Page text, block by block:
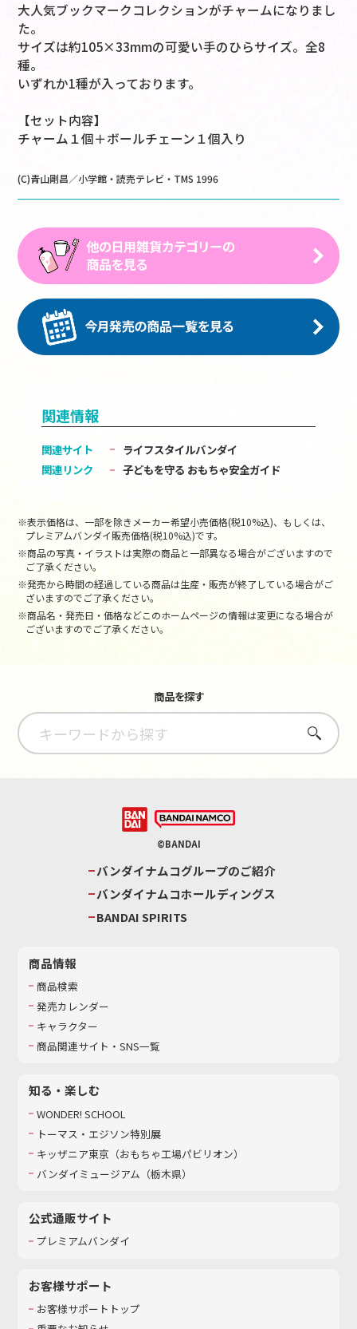
大人気ブックマークコレクションがチャームになりまし
た。
サイズは約105×33mmの可愛い手のひらサイズ。全8
種。
いずれか1種が入っております。
【セット内容】
チャーム１個＋ボールチェーン１個入り
(C)青山剛昌／小学館・読売テレビ・TMS 1996
関連情報
関連サイト
ライフスタイルバンダイ
関連リンク
子どもを守る おもちゃ安全ガイド
※表示価格は、一部を除きメーカー希望小売価格(税10%込)、もしくは、
プレミアムバンダイ販売価格(税10%込)です。
※商品の写真・イラストは実際の商品と一部異なる場合がございますので
ご了承ください。
※発売から時間の経過している商品は生産・販売が終了している場合がご
ざいますのでご了承ください。
※商品名・発売日・価格などこのホームページの情報は変更になる場合が
ございますのでご了承ください。
商品を探す
さがす
©BANDAI
バンダイナムコグループのご紹介
バンダイナムコホールディングス
BANDAI SPIRITS
商品情報
商品検索
発売カレンダー
キャラクター
商品関連サイト・SNS一覧
知る・楽しむ
WONDER! SCHOOL
トーマス・エジソン特別展
キッザニア東京（おもちゃ工場パビリオン）​
バンダイミュージアム（栃木県）
公式通販サイト
プレミアムバンダイ
お客様サポート
お客様サポートトップ